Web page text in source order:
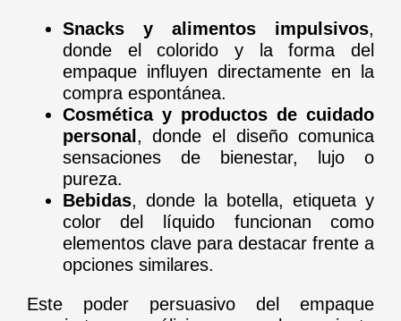
Snacks y alimentos impulsivos,
donde el colorido y la forma del
empaque influyen directamente en la
compra espontánea.
Cosmética y productos de cuidado
personal , donde el diseño comunica
sensaciones de bienestar, lujo o
pureza.
Bebidas, donde la botella, etiqueta y
color del líquido funcionan como
elementos clave para destacar frente a
opciones similares.
Este poder persuasivo del empaque